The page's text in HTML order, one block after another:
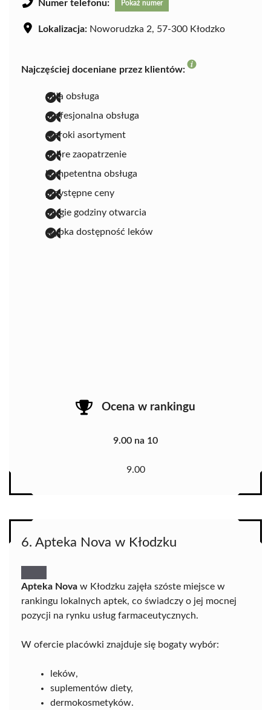
Numer telefonu: Pokaż numer
Lokalizacja: Noworudzka 2, 57-300 Kłodzko
Najczęściej doceniane przez klientów:
miła obsługa
profesjonalna obsługa
szeroki asortyment
dobre zaopatrzenie
kompetentna obsługa
przystępne ceny
długie godziny otwarcia
szybka dostępność leków
Ocena w rankingu
9.00 na 10
9.00
6. Apteka Nova w Kłodzku
Apteka Nova w Kłodzku zajęła szóste miejsce w
rankingu lokalnych aptek, co świadczy o jej mocnej
pozycji na rynku usług farmaceutycznych.
W ofercie placówki znajduje się bogaty wybór:
leków,
suplementów diety,
dermokosmetyków.